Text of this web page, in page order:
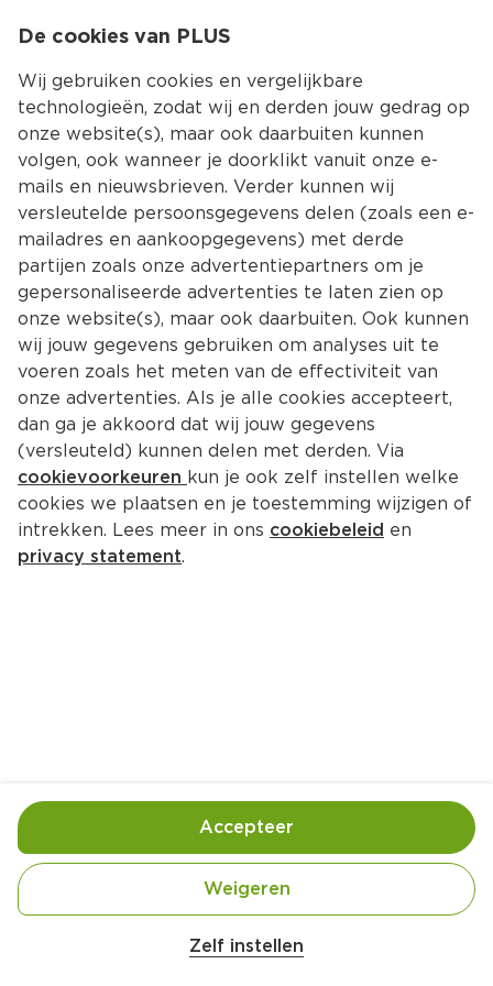
Kies jouw
200 gram Griekse yoghurt
De cookies van PLUS
Wij gebruiken cookies en vergelijkbare
technologieën, zodat wij en derden jouw gedrag op
onze website(s), maar ook daarbuiten kunnen
volgen, ook wanneer je doorklikt vanuit onze e-
mails en nieuwsbrieven. Verder kunnen wij
versleutelde persoonsgegevens delen (zoals een e-
mailadres en aankoopgegevens) met derde
partijen zoals onze advertentiepartners om je
gepersonaliseerde advertenties te laten zien op
onze website(s), maar ook daarbuiten. Ook kunnen
wij jouw gegevens gebruiken om analyses uit te
voeren zoals het meten van de effectiviteit van
onze advertenties. Als je alle cookies accepteert,
dan ga je akkoord dat wij jouw gegevens
(versleuteld) kunnen delen met derden. Via
cookievoorkeuren kun je ook zelf instellen welke
cookies we plaatsen en je toestemming wijzigen of
intrekken. Lees meer in ons cookiebeleid en
privacy statement.
Zelf instellen
Weigeren
Accepteer